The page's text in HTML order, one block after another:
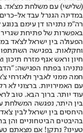
(שלישי) עם משלחת מצ'אד.
במדינה הגנרל עבד אל-
רה"מ נתניהו דן עימם בנוגע
באפשרות של פתיחת
הפעולה בין ישראל לצ'אד
וחקלאות. בפגישה
חיון וראש אגף מזרח תיכון
נתניהו בפתח הפגישה:
חמה ממני לאביך ולאזרחי
עם האמירויות. ברצוני לא
עוד יותר. ברוך הבא. טוב
בין היתר, נפגשה המשלחת
היחסים בין ישראל לבין
בהיבטים הביטחוניים והן
טעינו? נתקן! אם מצאתם